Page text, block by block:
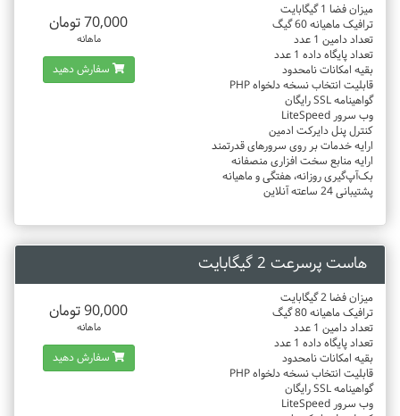
میزان فضا 1 گیگابایت
ترافیک ماهیانه 60 گیگ
تعداد دامین 1 عدد
تعداد پایگاه داده 1 عدد
بقیه امکانات نامحدود
قابلیت انتخاب نسخه دلخواه PHP
گواهینامه SSL رایگان
وب سرور LiteSpeed
کنترل پنل دایرکت ادمین
ارایه خدمات بر روی سرورهای قدرتمند
ارایه منابع سخت افزاری منصفانه
بک‌آپ‌گیری روزانه، هفتگی و ماهیانه
پشتیبانی 24 ساعته آنلاین
70,000 تومان
ماهانه
سفارش دهید
هاست پرسرعت 2 گیگابایت
میزان فضا 2 گیگابایت
ترافیک ماهیانه 80 گیگ
تعداد دامین 1 عدد
تعداد پایگاه داده 1 عدد
بقیه امکانات نامحدود
قابلیت انتخاب نسخه دلخواه PHP
گواهینامه SSL رایگان
وب سرور LiteSpeed
90,000 تومان
ماهانه
سفارش دهید